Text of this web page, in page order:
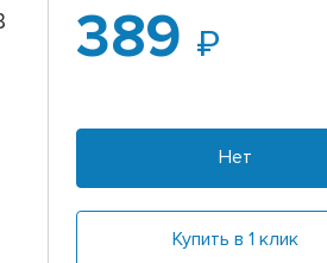
389
Нет
Купить в 1 клик